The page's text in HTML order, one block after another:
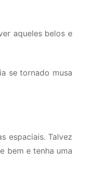
aqueles belos e
se tornado musa
espaciais. Talvez
bem e tenha uma